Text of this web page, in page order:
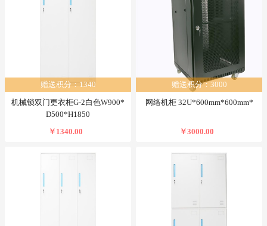
赠送积分：1340
机械锁双门更衣柜G-2白色W900*
D500*H1850
￥1340.00
赠送积分：3000
网络机柜 32U*600mm*600mm*
￥3000.00